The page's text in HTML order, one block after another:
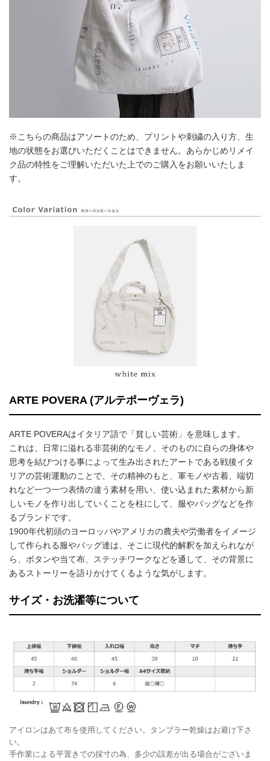
※こちらの商品はアソートのため、プリントや刺繍の入り方、生
地の状態をお選びいただくことはできません。あらかじめリメイ
ク品の特性をご理解いただいた上でのご購入をお願いいたしま
す。
ARTE POVERA (アルテポーヴェラ)
ARTE POVERAはイタリア語で「貧しい芸術」を意味します。
これは、日常に溢れる非芸術的なモノ、そのものに自らの身体や
思考を結びつける事によって生み出されたアートである戦後イタ
リアの芸術運動のことで、その精神のもと、軍モノや古着、端切
れなど一つ一つ表情の違う素材を用い、使い込まれた素材から新
しいモノを作り出していくことを柱にして、服やバッグなどを作
るブランドです。
1900年代初頭のヨーロッパやアメリカの農夫や労働者をイメージ
して作られる服やバッグ達は、そこに現代的解釈を加えられなが
ら、ボタンや当て布、ステッチワークなどを通して、その背景に
あるストーリーを語りかけてくるような気がします。
サイズ・お洗濯等について
アイロンはあて布を使用してください。タンブラー乾燥はお避け下さ
い。
手作業による平置きでの採寸の為、多少の誤差が出る場合がございま